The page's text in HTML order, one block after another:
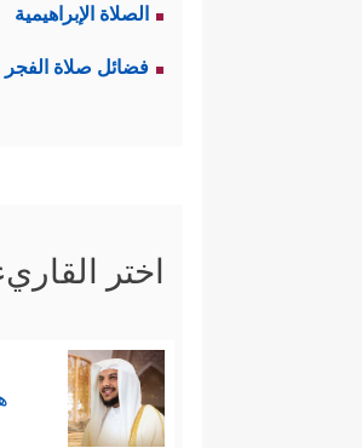
الصلاة الإبراهيمية
فضائل صلاة الفجر
اختر